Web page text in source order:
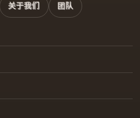
关于我们 团队